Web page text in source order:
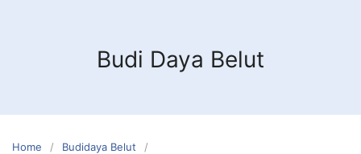
Budi Daya Belut
Home
Budidaya Belut